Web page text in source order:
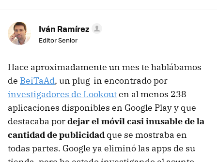
Iván Ramírez
Editor Senior
Hace aproximadamente un mes te hablábamos
de BeiTaAd, un plug-in encontrado por
investigadores de Lookouten al menos 238
aplicaciones disponibles en Google Play y que
destacaba pordejar el móvil casi inusable de la
cantidad de publicidad que se mostraba en
todas partes. Google ya eliminó las apps de su